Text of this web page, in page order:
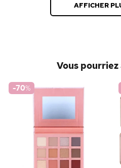
AFFICHER
Vous pourriez
-70%